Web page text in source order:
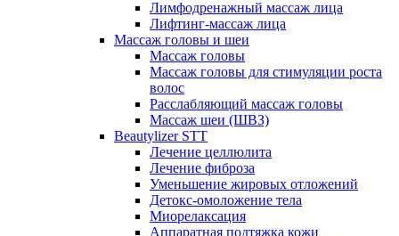
Лимфодренажный массаж лица
Лифтинг-массаж лица
Массаж головы и шеи
Массаж головы
Массаж головы для стимуляции роста
волос
Расслабляющий массаж головы
Массаж шеи (ШВЗ)
Beautylizer STT
Лечение целлюлита
Лечение фиброза
Уменьшение жировых отложений
Детокс-омоложение тела
Миорелаксация
Аппаратная подтяжка кожи